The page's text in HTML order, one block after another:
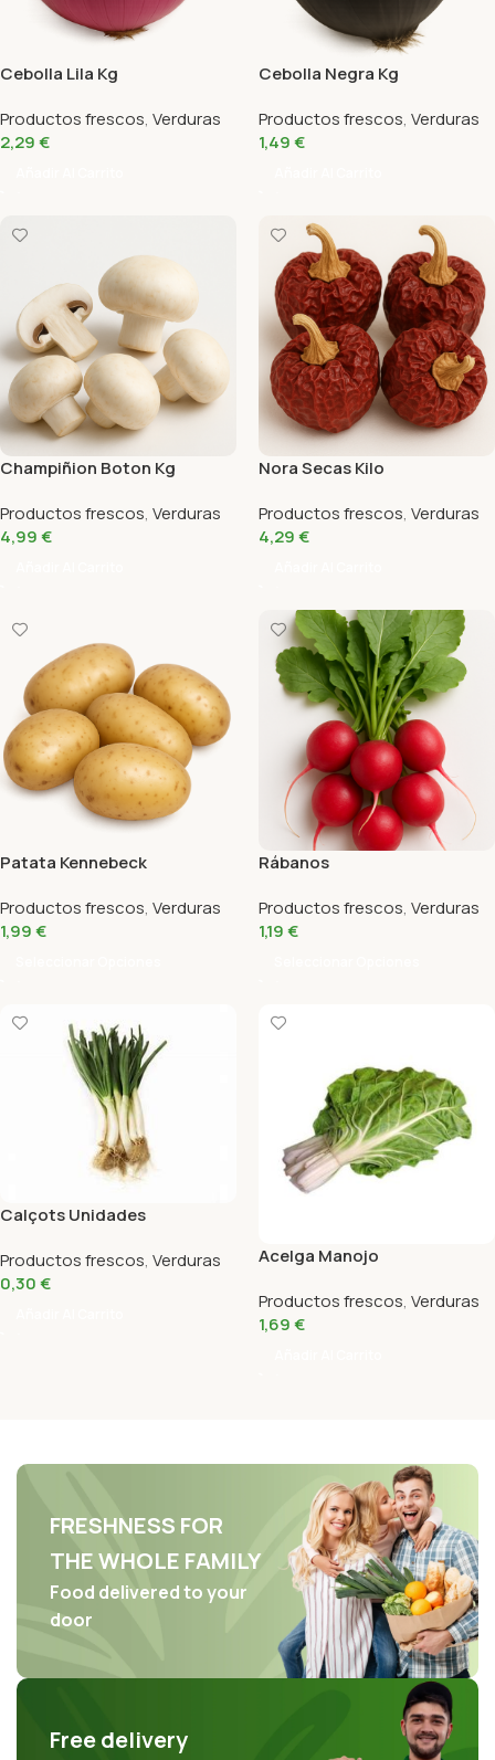
Cebolla Lila Kg
Productos frescos, Verduras
2,29€
Cebolla Negra Kg
Productos frescos, Verduras
1,49€
Champiñion Boton Kg
Productos frescos, Verduras
4,99€
Nora Secas Kilo
Productos frescos, Verduras
4,29€
Patata Kennebeck
Productos frescos, Verduras
1,99€
Rábanos
Productos frescos, Verduras
1,19€
Calçots Unidades
Productos frescos, Verduras
0,30€
Acelga Manojo
Productos frescos, Verduras
1,69€
FRESHNESS FOR
THE WHOLE FAMILY
Food delivered to your
door
Free delivery